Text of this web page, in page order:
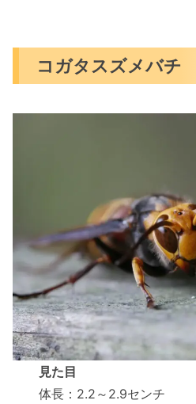
コガタスズメバチ
見た目
体長：2.2～2.9センチ